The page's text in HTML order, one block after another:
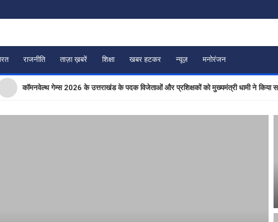
राजनीति ताज़ा ख़बरें शिक्षा खबर हटकर न्यूज़ मनोरंजन
गेम्स 2026 के उत्तराखंड के पदक विजेताओं और प्रशिक्षकों को मुख्यमंत्री धामी ने किया सम्मानित